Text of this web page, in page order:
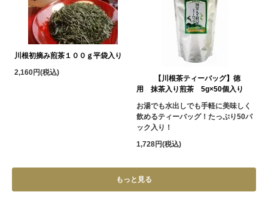
川根初摘み煎茶１００ｇ平袋入り
2,160円(税込)
【川根茶ティーバッグ】徳
用 抹茶入り煎茶 5g×50個入り
お湯でも水出しでも手軽に美味しく
飲めるティーバッグ！たっぷり50パ
ック入り！
1,728円(税込)
もっと見る